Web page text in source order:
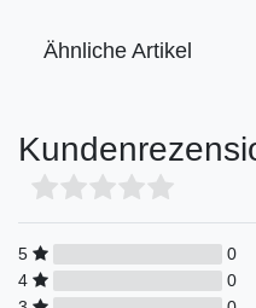
Ähnliche Artikel
5
0
4
0